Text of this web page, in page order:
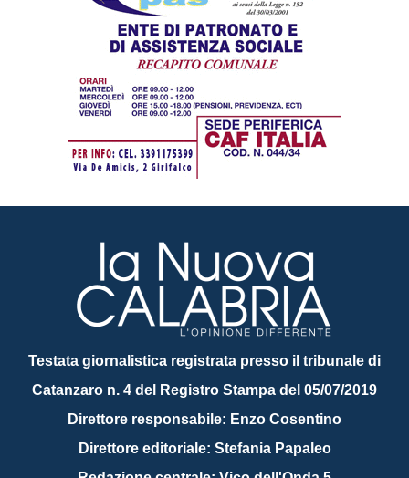
Testata giornalistica registrata presso il tribunale di
Catanzaro n. 4 del Registro Stampa del 05/07/2019
Direttore responsabile: Enzo Cosentino
Direttore editoriale: Stefania Papaleo